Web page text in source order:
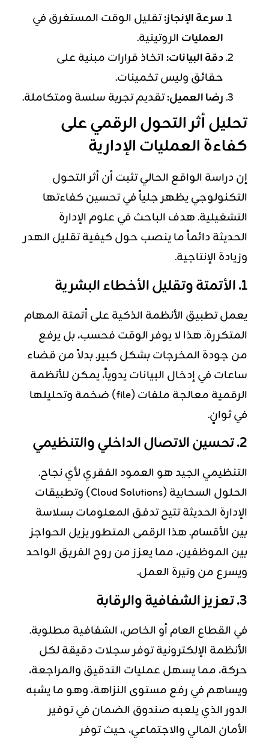
سرعة الإنجاز:تقليل الوقت المستغرق في
العملياتالروتينية.
دقة البيانات:اتخاذ قرارات مبنية على
حقائق وليس تخمينات.
رضا العميل:تقديم تجربة سلسة ومتكاملة.
تحليل أثر التحول الرقمي على
كفاءة العمليات الإدارية
إن دراسة الواقع الحالي تثبت أن أثر التحول
التكنولوجي يظهر جلياً في تحسين كفاءتها
التشغيلية. هدف الباحث في علوم الإدارة
الحديثة دائماً ما ينصب حول كيفية تقليل الهدر
وزيادة الإنتاجية.
1. الأتمتة وتقليل الأخطاء البشرية
يعمل تطبيق الأنظمة الذكية على أتمتة المهام
المتكررة. هذا لا يوفر الوقت فحسب، بل يرفع
من جودة المخرجات بشكل كبير. بدلاً من قضاء
ساعات في إدخال البيانات يدوياً، يمكن للأنظمة
الرقمية معالجة ملفات (file) ضخمة وتحليلها
في ثوانٍ.
2. تحسين الاتصال الداخلي والتنظيمي
التنظيمي الجيد هو العمود الفقري لأي نجاح.
الحلول السحابية (Cloud Solutions) وتطبيقات
الإدارة الحديثة تتيح تدفق المعلومات بسلاسة
بين الأقسام. هذا الرقمى المتطور يزيل الحواجز
بين الموظفين، مما يعزز من روح الفريق الواحد
ويسرع من وتيرة العمل.
3. تعزيز الشفافية والرقابة
في القطاع العام أو الخاص، الشفافية مطلوبة.
الأنظمة الإلكترونية توفر سجلات دقيقة لكل
حركة، مما يسهل عمليات التدقيق والمراجعة،
ويساهم في رفع مستوى النزاهة، وهو ما يشبه
الدور الذي يلعبه صندوق الضمان في توفير
الأمان المالي والاجتماعي، حيث توفر